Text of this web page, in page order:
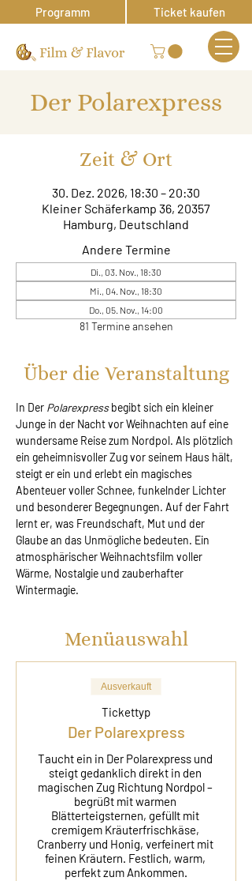
Programm Ticket kaufen
Der Polarexpress
Zeit & Ort
30. Dez. 2026, 18:30 – 20:30
Kleiner Schäferkamp 36, 20357
Hamburg, Deutschland
Andere Termine
Di., 03. Nov., 18:30
Mi., 04. Nov., 18:30
Do., 05. Nov., 14:00
81 Termine ansehen
Über die Veranstaltung
In Der Polarexpress begibt sich ein kleiner
Junge in der Nacht vor Weihnachten auf eine
wundersame Reise zum Nordpol. Als plötzlich
ein geheimnisvoller Zug vor seinem Haus hält,
steigt er ein und erlebt ein magisches
Abenteuer voller Schnee, funkelnder Lichter
und besonderer Begegnungen. Auf der Fahrt
lernt er, was Freundschaft, Mut und der
Glaube an das Unmögliche bedeuten. Ein
atmosphärischer Weihnachtsfilm voller
Wärme, Nostalgie und zauberhafter
Wintermagie.
Menüauswahl
Ausverkauft
Tickettyp
Der Polarexpress
Taucht ein in Der Polarexpress und
steigt gedanklich direkt in den
magischen Zug Richtung Nordpol –
begrüßt mit warmen
Blätterteigsternen, gefüllt mit
cremigem Kräuterfrischkäse,
Cranberry und Honig, verfeinert mit
feinen Kräutern. Festlich, warm,
perfekt zum Ankommen.